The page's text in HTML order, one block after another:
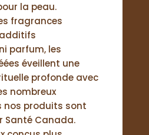
la peau.
fragrances
parfum, les
éveillent une
profonde avec
nombreux
nos produits sont
Santé Canada.